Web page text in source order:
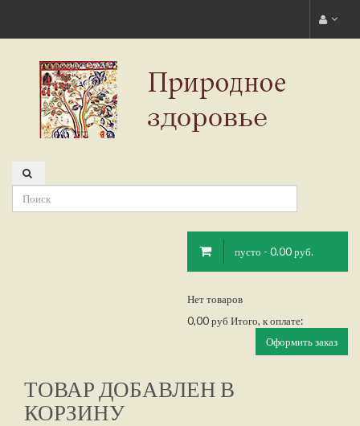
пусто - 0.00 руб.
Нет товаров
0,00 руб Итого, к оплате:
Оформить заказ
ТОВАР ДОБАВЛЕН В
КОРЗИНУ